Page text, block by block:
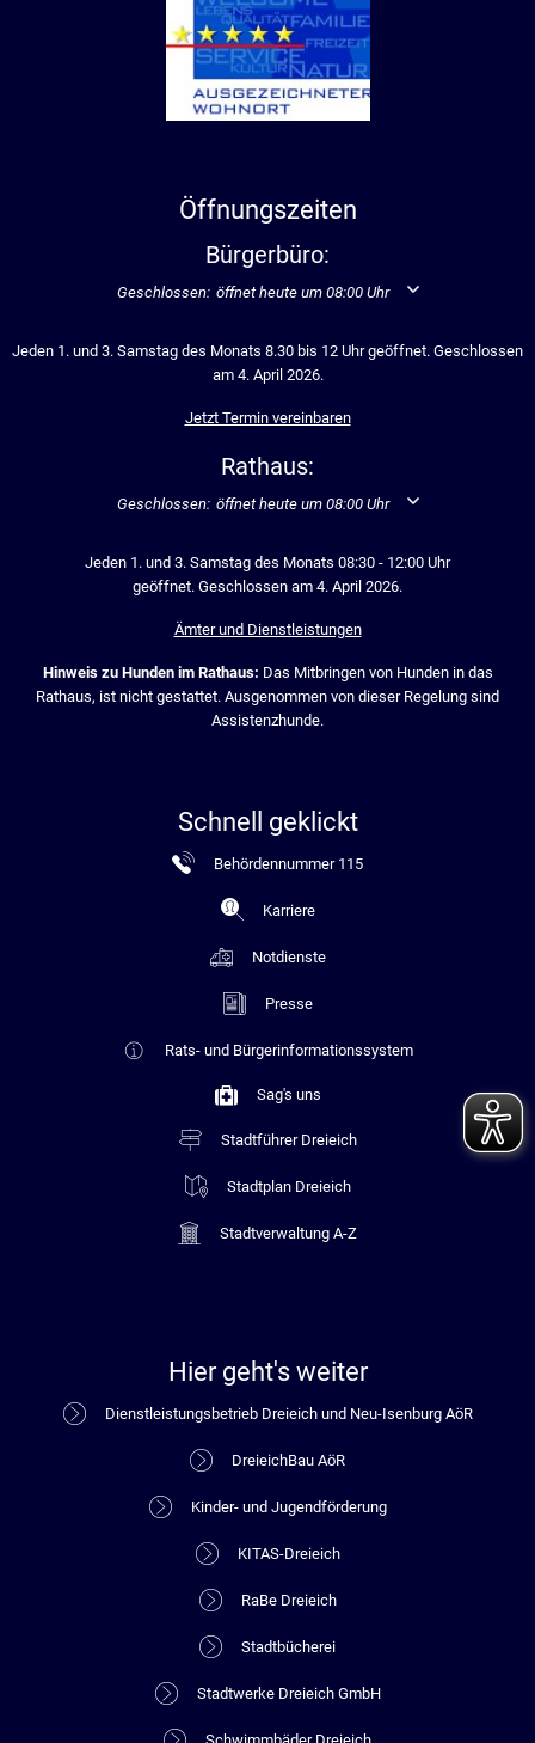
Öffnungszeiten
Bürgerbüro:
Klicken, um weitere Öffnungs- oder Schließzeiten
Geschlossen: öffnet heute um 08:00 Uhr
Jeden 1. und 3. Samstag des Monats 8.30 bis 12 Uhr geöffnet. Geschlossen
am 4. April 2026.
Jetzt Termin vereinbaren
Rathaus:
Klicken, um weitere Öffnungs- oder Schließzeiten
Geschlossen: öffnet heute um 08:00 Uhr
Jeden 1. und 3. Samstag des Monats 08:30 - 12:00 Uhr
geöffnet. Geschlossen am 4. April 2026.
Ämter und Dienstleistungen
Hinweis zu Hunden im Rathaus: Das Mitbringen von Hunden in das
Rathaus, ist nicht gestattet. Ausgenommen von dieser Regelung sind
Assistenzhunde.
Schnell geklickt
Behördennummer 115
Karriere
Notdienste
Presse
Rats- und Bürgerinformationssystem
Sag's uns
Stadtführer Dreieich
Stadtplan Dreieich
Stadtverwaltung A-Z
Hier geht's weiter
Dienstleistungsbetrieb Dreieich und Neu-Isenburg AöR
DreieichBau AöR
Kinder- und Jugendförderung
KITAS-Dreieich
RaBe Dreieich
Stadtbücherei
Stadtwerke Dreieich GmbH